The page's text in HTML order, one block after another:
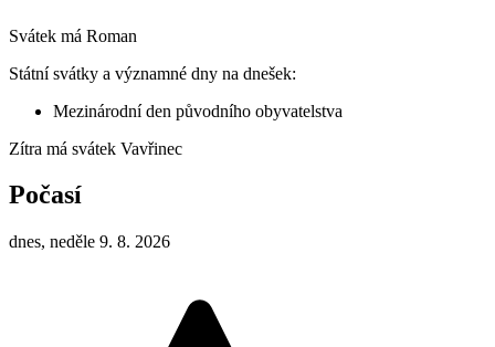
Svátek má Roman
Státní svátky a významné dny na dnešek:
Mezinárodní den původního obyvatelstva
Zítra má svátek Vavřinec
Počasí
dnes, neděle 9. 8. 2026